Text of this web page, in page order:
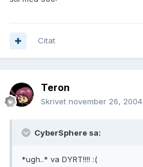
Citat
Teron
Skrivet november 26, 2004
CyberSphere sa:
*ugh..* va DYRT!!!! :(